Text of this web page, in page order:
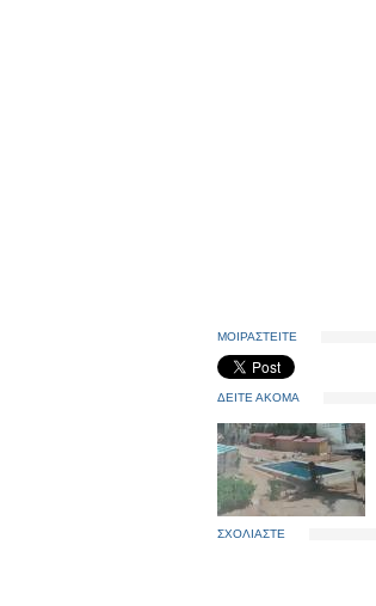
ΜΟΙΡΑΣΤΕΙΤΕ
ΔΕΙΤΕ ΑΚΟΜΑ
ΣΧΟΛΙΑΣΤΕ